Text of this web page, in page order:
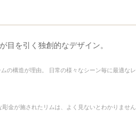
目を引く独創的なデザイン。
の構造が理由。 日常の様々なシーン毎に最適な
金が施されたリムは、よく見ないとわかりませ